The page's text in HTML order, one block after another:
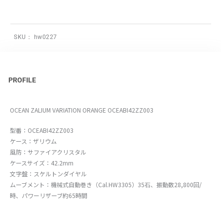
SKU： hw0227
PROFILE
OCEAN ZALIUM VARIATION ORANGE OCEABI42ZZ003
型番：OCEABI42ZZ003
ケース：ザリウム
風防：サファイアクリスタル
ケースサイズ：42.2mm
文字盤：スケルトンダイヤル
ムーブメント：機械式自動巻き（Cal.HW3305）35石、振動数28,800回/
時、パワーリザーブ約65時間